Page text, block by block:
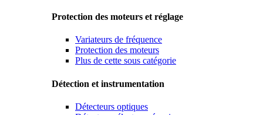
Protection des moteurs et réglage
Variateurs de fréquence
Protection des moteurs
Plus de cette sous catégorie
Détection et instrumentation
Détecteurs optiques